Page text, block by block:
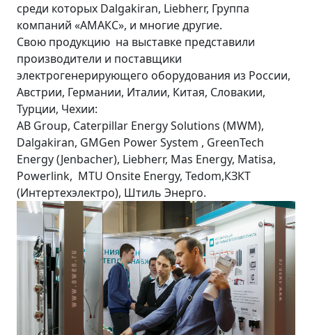
среди которых Dalgakiran, Liebherr, Группа
компаний «АМАКС», и многие другие.
Свою продукцию на выставке представили
производители и поставщики
электрогенерирующего оборудования из России,
Австрии, Германии, Италии, Китая, Словакии,
Турции, Чехии:
AB Group, Caterpillar Energy Solutions (MWM),
Dalgakiran, GMGen Power System , GreenTech
Energy (Jenbacher), Liebherr, Mas Energy, Matisa,
Powerlink, MTU Onsite Energy, Tedom,КЗКТ
(Интертехэлектро), Штиль Энерго.